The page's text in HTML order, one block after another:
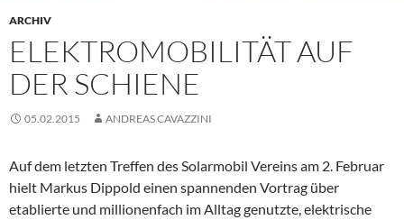
ARCHIV
ELEKTROMOBILITÄT AUF
DER SCHIENE
05.02.2015 ANDREAS CAVAZZINI
Auf dem letzten Treffen des Solarmobil Vereins am 2. Februar
hielt Markus Dippold einen spannenden Vortrag über
etablierte und millionenfach im Alltag genutzte, elektrische